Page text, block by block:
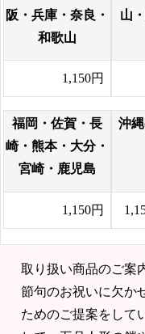
阪・兵庫・奈良・
和歌山
1,150円
山
福岡・佐賀・長
崎・熊本・大分・
宮崎・鹿児島
1,150円
沖
取り扱い商品のご案
節句のお祝いに欠か
ためのご提案をして